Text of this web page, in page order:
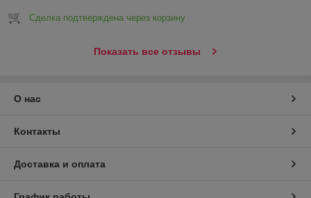
Сделка подтверждена через корзину
Показать все отзывы
О нас
Контакты
Доставка и оплата